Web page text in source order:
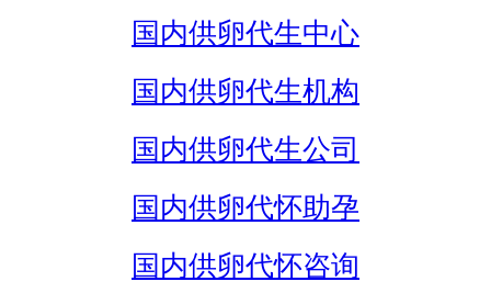
国内供卵代生中心
国内供卵代生机构
国内供卵代生公司
国内供卵代怀助孕
国内供卵代怀咨询